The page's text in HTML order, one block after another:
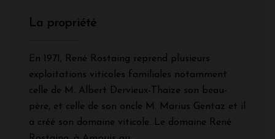
La propriété
En 1971, René Rostaing reprend plusieurs
exploitations viticoles familiales notamment
celle de M. Albert Dervieux-Thaize son beau-
père, et celle de son oncle M. Marius Gentaz et il
a créé son domaine viticole. Le domaine René